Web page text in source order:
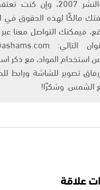
مالكًا لهذه الحقوق في
فيمكنك التواصل معنا عبر
استخدام المواد، مع ذكر
تصوير للشاشة ورابط
الشمس. وشكرًا!
علاقة